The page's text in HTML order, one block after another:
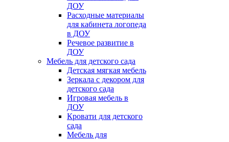
ДОУ
Расходные материалы
для кабинета логопеда
в ДОУ
Речевое развитие в
ДОУ
Мебель для детского сада
Детская мягкая мебель
Зеркала с декором для
детского сада
Игровая мебель в
ДОУ
Кровати для детского
сада
Мебель для